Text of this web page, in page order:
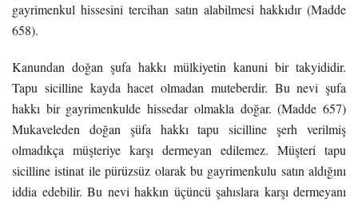
gayrimenkul hissesini tercihan satın alabilmesi hakkıdır (Madde
658).
Kanundan doğan şufa hakkı mülkiyetin kanuni bir takyididir.
Tapu sicilline kayda hacet olmadan muteberdir. Bu nevi şufa
hakkı bir gayrimenkulde hissedar olmakla doğar. (Madde 657)
Mukaveleden doğan şüfa hakkı tapu sicilline şerh verilmiş
olmadıkça müşteriye karşı dermeyan edilemez. Müşteri tapu
sicilline istinat ile pürüzsüz olarak bu gayrimenkulu satın aldığını
iddia edebilir. Bu nevi hakkın üçüncü şahıslara karşı dermeyanı